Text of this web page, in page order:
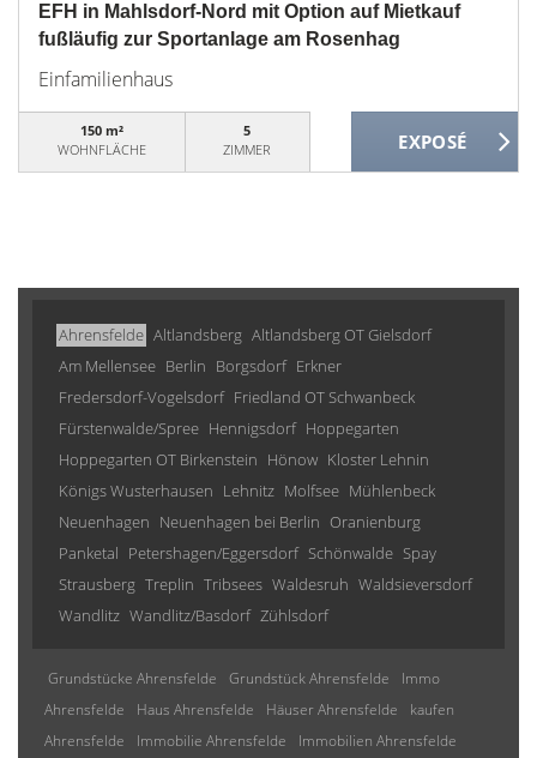
EFH in Mahlsdorf-Nord mit Option auf Mietkauf
fußläufig zur Sportanlage am Rosenhag
Einfamilienhaus
150 m²
WOHNFLÄCHE
5
ZIMMER
Ahrensfelde Altlandsberg Altlandsberg OT Gielsdorf
Am Mellensee Berlin Borgsdorf Erkner
Fredersdorf-Vogelsdorf Friedland OT Schwanbeck
Fürstenwalde/Spree Hennigsdorf Hoppegarten
Hoppegarten OT Birkenstein Hönow Kloster Lehnin
Königs Wusterhausen Lehnitz Molfsee Mühlenbeck
Neuenhagen Neuenhagen bei Berlin Oranienburg
Panketal Petershagen/Eggersdorf Schönwalde Spay
Strausberg Treplin Tribsees Waldesruh Waldsieversdorf
Wandlitz Wandlitz/Basdorf Zühlsdorf
Grundstücke Ahrensfelde Grundstück Ahrensfelde
Immo
Ahrensfelde
Haus Ahrensfelde Häuser Ahrensfelde
kaufen
Ahrensfelde
Immobilie Ahrensfelde Immobilien Ahrensfelde